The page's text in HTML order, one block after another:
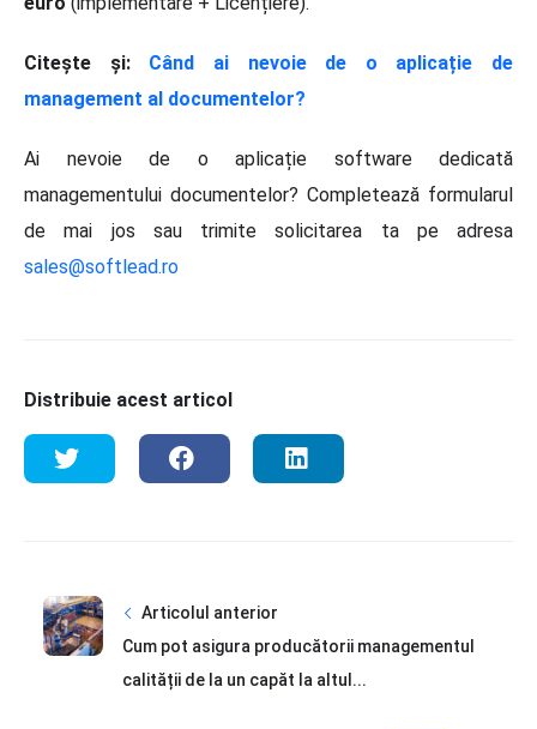
Citește și:Când ai nevoie de o aplicație de
management al documentelor?
Ai nevoie de o aplicație software dedicată
managementului documentelor? Completează formularul
de mai jos sau trimite solicitarea ta pe adresa
sales@softlead.ro
Distribuie acest articol
Articolul anterior
Cum pot asigura producătorii managementul
calității de la un capăt la altul...